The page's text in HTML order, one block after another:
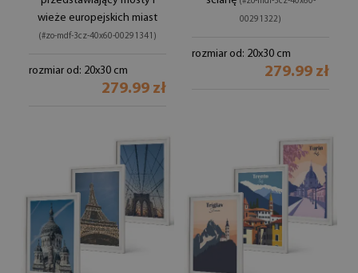
wieże europejskich miast
(#zo-mdf-3cz-40x60-00291341)
rozmiar od: 20x30 cm
279.99 zł
00291322)
rozmiar od: 20x30 cm
279.99 zł